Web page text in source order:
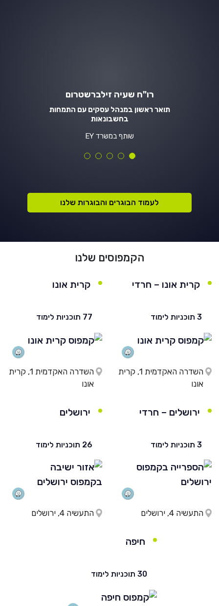
רו"ח שעיה זילברשטרום
תואר ראשון במנהל עסקים עם התמחות
בחשבונאות
שותף במשרד EY
לעמוד הבוגרים והבוגרות שלנו
הקמפוסים שלנו
קרית אונו – חרדי
3 תוכניות לימוד
השדרה האקדמית 1, קרית
אונו
קרית אונו
77 תוכניות לימוד
השדרה האקדמית 1, קרית
אונו
ירושלים – חרדי
3 תוכניות לימוד
התעשיה 4, ירושלים
ירושלים
26 תוכניות לימוד
התעשיה 4, ירושלים
חיפה
30 תוכניות לימוד